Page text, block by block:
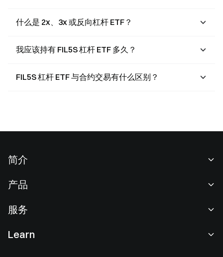
什么是 2x、3x 或反向杠杆 ETF？
我应该持有 FIL5S 杠杆 ETF 多久？
FIL5S 杠杆 ETF 与合约交易有什么区别？
简介
新闻中心
产品
现货交易
服务
Learn